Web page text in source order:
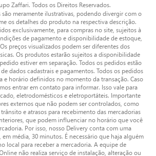
Zaffari. Todos os Direitos Reservados.
meramente ilustrativas, podendo divergir com o
os detalhes do produto na respectiva descrição.
exclusivamente, para compras no site, sujeitos à
de pagamento e disponibilidade de estoque,
preços visualizados podem ser diferentes dos
Os produtos estarão sujeitos a disponibilidade
estiver em separação. Todos os pedidos estão
dados cadastrais e pagamentos. Todos os pedidos
e horário definidos no momento da transação. Caso
entrar em contato para informar. Isso vale para
eletrodomésticos e eletroportáteis. Importante
externos que não podem ser controlados, como
e atrasos para recebimento das mercadorias
que podem influenciar no horário que você
Por isso, nosso Delivery conta com uma
média, 30 minutos. É necessário que haja alguém
local para receber a mercadoria. A equipe de
não realiza serviço de instalação, alteração ou